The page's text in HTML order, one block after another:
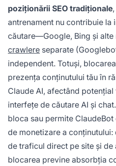
poziționării SEO tradiționale
antrenament nu contribuie
căutare—Google, Bing și alte
crawlere separate
independent. Totuși,
prezența conținutului tău în
Claude AI, afectând
interfețe de căutare AI și
bloca sau permite
de monetizare a
de traficul direct pe site și de
blocarea previne absorbția